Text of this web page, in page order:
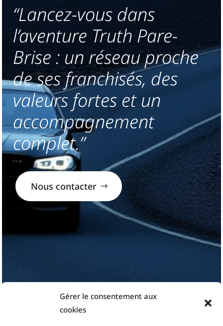
Gérer le consentement aux
cookies
“Lancez-vous dans
l’aventure Truth Pare-
Brise : un réseau proche
de ses franchisés, des
valeurs fortes et un
accompagnement
complet.”
Nous contacter